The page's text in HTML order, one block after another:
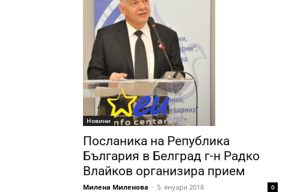
Новини
Посланика на Република
България в Белград г-н Радко
Влайков организира прием
Милена Миленова - 5. януари 2018 0